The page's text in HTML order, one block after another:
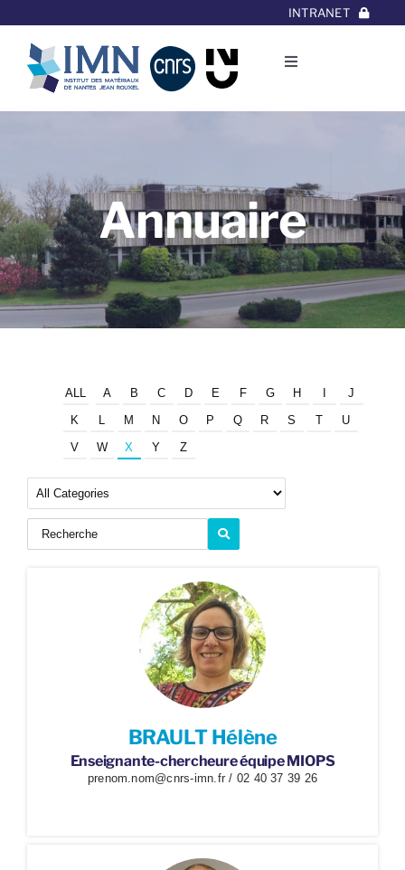
au
contenu
INTRANET
Toggle
L’Institut
Equipes
Projets/Collaborations
Annuaire
ALL A B C D E F G H
J
K
L M N O P Q R S T
U
V
W X Y Z
BRAULT Hélène
Enseignante-chercheure équipe MIOPS
prenom.nom@cnrs-imn.fr / 02 40 37 39 26